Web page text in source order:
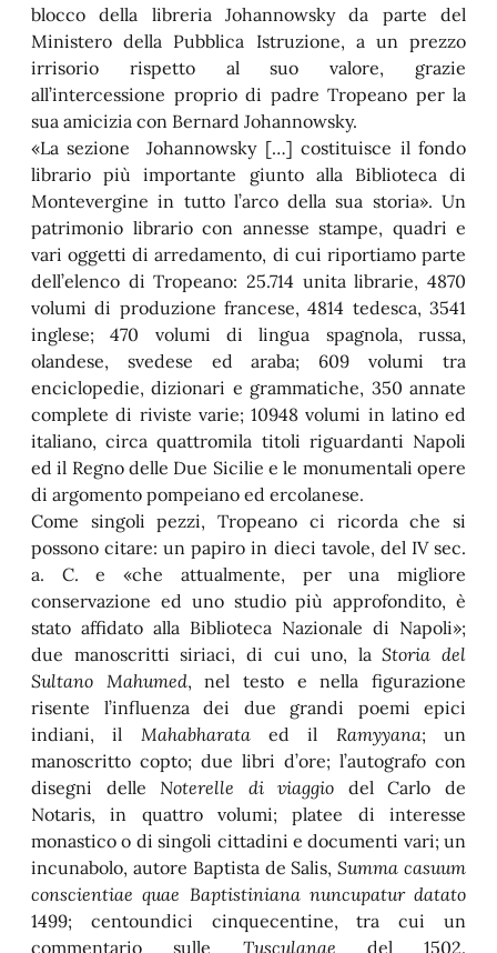
blocco della libreria Johannowsky da parte del
Ministero della Pubblica Istruzione, a un prezzo
irrisorio rispetto al suo valore, grazie
all’intercessione proprio di padre Tropeano per la
sua amicizia con Bernard Johannowsky.
«La sezione Johannowsky […] costituisce il fondo
librario più importante giunto alla Biblioteca di
Montevergine in tutto l’arco della sua storia». Un
patrimonio librario con annesse stampe, quadri e
vari oggetti di arredamento, di cui riportiamo parte
dell’elenco di Tropeano: 25.714 unita librarie, 4870
volumi di produzione francese, 4814 tedesca, 3541
inglese; 470 volumi di lingua spagnola, russa,
olandese, svedese ed araba; 609 volumi tra
enciclopedie, dizionari e grammatiche, 350 annate
complete di riviste varie; 10948 volumi in latino ed
italiano, circa quattromila titoli riguardanti Napoli
ed il Regno delle Due Sicilie e le monumentali opere
di argomento pompeiano ed ercolanese.
Come singoli pezzi, Tropeano ci ricorda che si
possono citare: un papiro in dieci tavole, del IV sec.
a. C. e «che attualmente, per una migliore
conservazione ed uno studio più approfondito, è
stato affidato alla Biblioteca Nazionale di Napoli»;
due manoscritti siriaci, di cui uno, laStoria del
Sultano Mahumed, nel testo e nella figurazione
risente l’influenza dei due grandi poemi epici
indiani, il Mahabharataed il Ramyyana; un
manoscritto copto; due libri d’ore; l’autografo con
disegni delleNoterelle di viaggio del Carlo de
Notaris, in quattro volumi; platee di interesse
monastico o di singoli cittadini e documenti vari; un
incunabolo, autore Baptista de Salis,Summa casuum
conscientiae quae Baptistiniana nuncupatur datato
1499; centoundici cinquecentine, tra cui un
commentario sulle Tusculanae del 1502.